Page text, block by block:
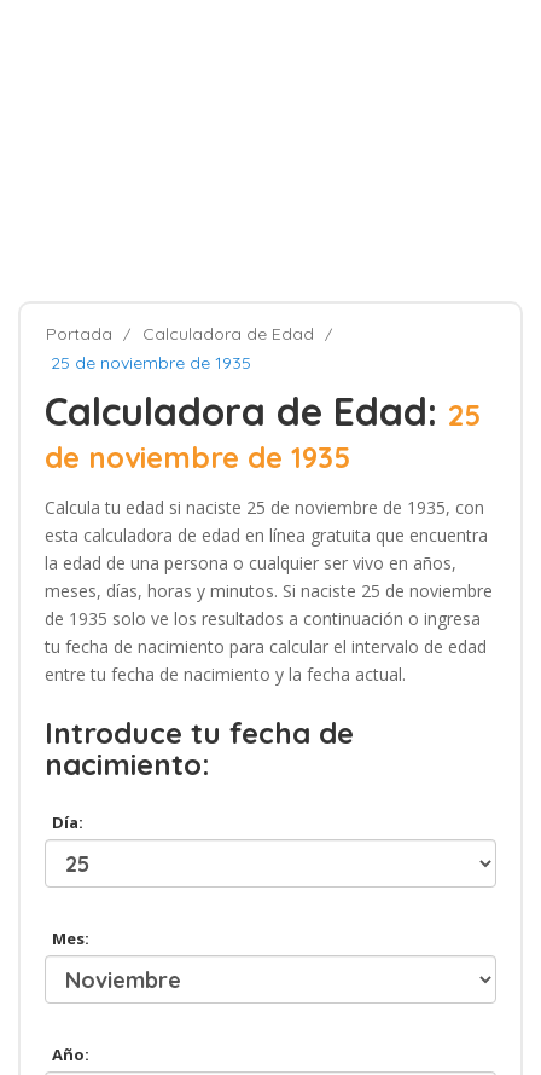
Portada
Calculadora de Edad
25 de noviembre de 1935
Calculadora de Edad: 25
de noviembre de 1935
Calcula tu edad si naciste 25 de noviembre de 1935, con
esta calculadora de edad en línea gratuita que encuentra
la edad de una persona o cualquier ser vivo en años,
meses, días, horas y minutos. Si naciste 25 de noviembre
de 1935 solo ve los resultados a continuación o ingresa
tu fecha de nacimiento para calcular el intervalo de edad
entre tu fecha de nacimiento y la fecha actual.
Introduce tu fecha de
nacimiento:
Día:
Mes:
Año: